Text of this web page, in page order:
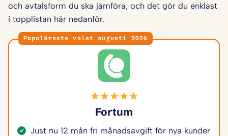
och avtalsform du ska jämföra, och det gör du enklast
i topplistan här nedanför.
Populäraste valet augusti 2026
Fortum
Just nu 12 mån fri månadsavgift för nya kunder